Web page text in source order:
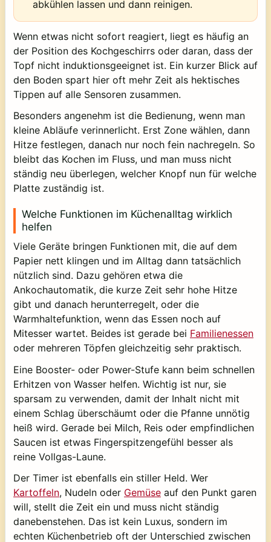
abkühlen lassen und dann reinigen.
Wenn etwas nicht sofort reagiert, liegt es häufig an
der Position des Kochgeschirrs oder daran, dass der
Topf nicht induktionsgeeignet ist. Ein kurzer Blick auf
den Boden spart hier oft mehr Zeit als hektisches
Tippen auf alle Sensoren zusammen.
Besonders angenehm ist die Bedienung, wenn man
kleine Abläufe verinnerlicht. Erst Zone wählen, dann
Hitze festlegen, danach nur noch fein nachregeln. So
bleibt das Kochen im Fluss, und man muss nicht
ständig neu überlegen, welcher Knopf nun für welche
Platte zuständig ist.
Welche Funktionen im Küchenalltag wirklich
helfen
Viele Geräte bringen Funktionen mit, die auf dem
Papier nett klingen und im Alltag dann tatsächlich
nützlich sind. Dazu gehören etwa die
Ankochautomatik, die kurze Zeit sehr hohe Hitze
gibt und danach herunterregelt, oder die
Warmhaltefunktion, wenn das Essen noch auf
Mitesser wartet. Beides ist gerade bei Familienessen
oder mehreren Töpfen gleichzeitig sehr praktisch.
Eine Booster- oder Power-Stufe kann beim schnellen
Erhitzen von Wasser helfen. Wichtig ist nur, sie
sparsam zu verwenden, damit der Inhalt nicht mit
einem Schlag überschäumt oder die Pfanne unnötig
heiß wird. Gerade bei Milch, Reis oder empfindlichen
Saucen ist etwas Fingerspitzengefühl besser als
reine Vollgas-Laune.
Der Timer ist ebenfalls ein stiller Held. Wer
Kartoffeln, Nudeln oder Gemüse auf den Punkt garen
will, stellt die Zeit ein und muss nicht ständig
danebenstehen. Das ist kein Luxus, sondern im
echten Küchenbetrieb oft der Unterschied zwischen